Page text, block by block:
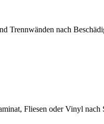
Trennwänden nach
Fliesen oder Vinyl nach